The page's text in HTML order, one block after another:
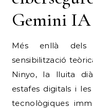
Gemini IA
Més enllà
sensibilització
Ninyo, la lluita
estafes digitals i
tecnològiques